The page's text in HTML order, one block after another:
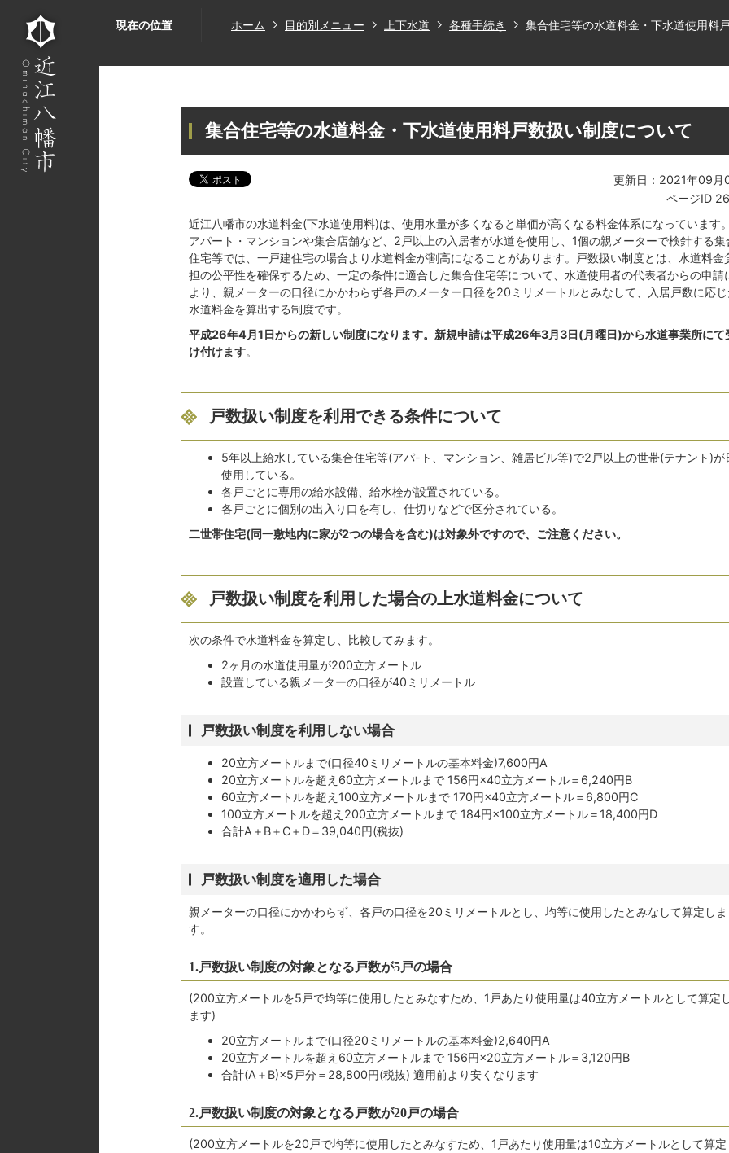
現在の位置 ホーム 目的別メニュー 上下水道 各種手続き 集合住宅等の水道料金・下水道使用料
集合住宅等の水道料金・下水道使用料戸数扱い制度について
更新日：2021年09月
ページID
近江八幡市の水道料金(下水道使用料)は、使用水量が多くなると単価が高くなる料金体系になっています
アパート・マンションや集合店舗など、2戸以上の入居者が水道を使用し、1個の親メーターで検針する集
住宅等では、一戸建住宅の場合より水道料金が割高になることがあります。戸数扱い制度とは、水道料金
担の公平性を確保するため、一定の条件に適合した集合住宅等について、水道使用者の代表者からの申請
より、親メーターの口径にかかわらず各戸のメーター口径を20ミリメートルとみなして、入居戸数に応
水道料金を算出する制度です。
平成26年4月1日からの新しい制度になります。新規申請は平成26年3月3日(月曜日)から水道事業所にて
け付けます。
戸数扱い制度を利用できる条件について
5年以上給水している集合住宅等(アパ-ト、マンション、雑居ビル等)で2戸以上の世帯(テナント)が
使用している。
各戸ごとに専用の給水設備、給水栓が設置されている。
各戸ごとに個別の出入り口を有し、仕切りなどで区分されている。
二世帯住宅(同一敷地内に家が2つの場合を含む)は対象外ですので、ご注意ください。
戸数扱い制度を利用した場合の上水道料金について
次の条件で水道料金を算定し、比較してみます。
2ヶ月の水道使用量が200立方メートル
設置している親メーターの口径が40ミリメートル
戸数扱い制度を利用しない場合
20立方メートルまで(口径40ミリメートルの基本料金)7,600円A
20立方メートルを超え60立方メートルまで 156円×40立方メートル＝6,240円B
60立方メートルを超え100立方メートルまで 170円×40立方メートル＝6,800円C
100立方メートルを超え200立方メートルまで 184円×100立方メートル＝18,400円D
合計A＋B＋C＋D＝39,040円(税抜)
戸数扱い制度を適用した場合
親メーターの口径にかかわらず、各戸の口径を20ミリメートルとし、均等に使用したとみなして算定しま
す。
1.戸数扱い制度の対象となる戸数が5戸の場合
(200立方メートルを5戸で均等に使用したとみなすため、1戸あたり使用量は40立方メートルとして算定
ます)
20立方メートルまで(口径20ミリメートルの基本料金)2,640円A
20立方メートルを超え60立方メートルまで 156円×20立方メートル＝3,120円B
合計(A＋B)×5戸分＝28,800円(税抜) 適用前より安くなります
2.戸数扱い制度の対象となる戸数が20戸の場合
(200立方メートルを20戸で均等に使用したとみなすため、1戸あたり使用量は10立方メートルとして算定